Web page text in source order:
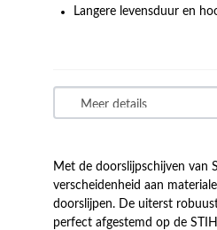
Langere levensduur en
Met de doorslijpschijven van
verscheidenheid aan
doorslijpen. De uiterst
perfect afgestemd op de